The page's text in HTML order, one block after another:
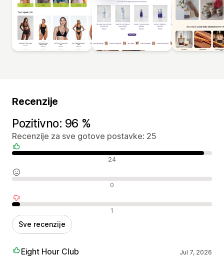
Recenzije
Pozitivno: 96 %
Recenzije za sve gotove postavke: 25
Pozitivne recenzije 24
Neutralne recenzije 0
Negativne recenzije 1
Sve recenzije
Eight Hour Club Jul 7, 2026